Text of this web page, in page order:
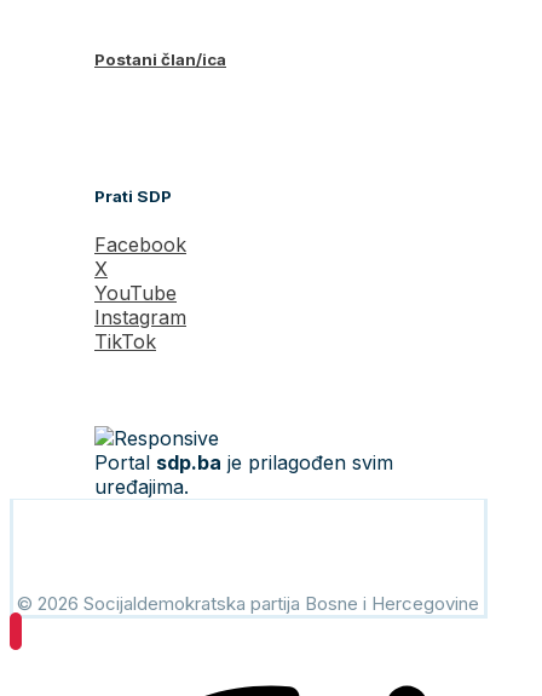
Postani član/ica
Prati SDP
Facebook
X
YouTube
Instagram
TikTok
Portal sdp.ba je prilagođen svim
uređajima.
© 2026 Socijaldemokratska partija Bosne i Hercegovine